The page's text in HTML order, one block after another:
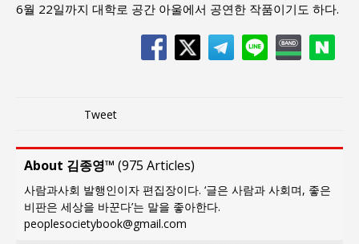
6월 22일까지 대학로 공간 아울에서 공연한 작품이기도 하다.
Tweet
About 김종영™ (975 Articles)
사람과사회 발행인이자 편집장이다. ‘글은 사람과 사회며, 좋은
비판은 세상을 바꾼다’는 말을 좋아한다.
peoplesocietybook@gmail.com